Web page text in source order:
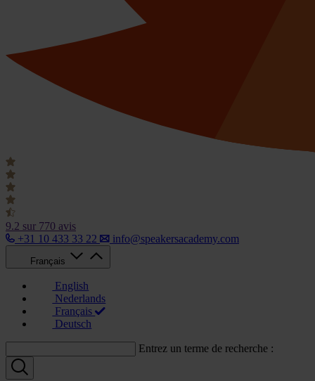
9.2 sur 770 avis
+31 10 433 33 22
info@speakersacademy.com
Français
English
Nederlands
Français
Deutsch
Entrez un terme de recherche :